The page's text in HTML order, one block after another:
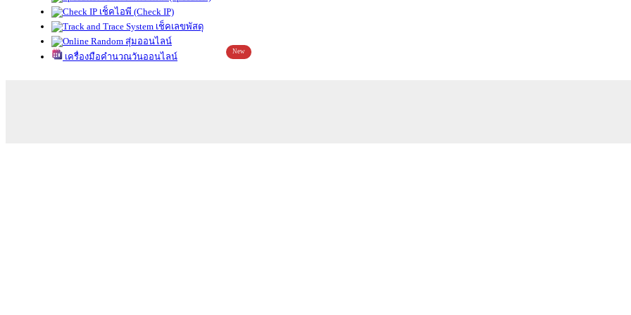
เช็คไอพี (Check IP)
เช็คเลขพัสดุ
สุ่มออนไลน์
เครื่องมือคำนวณวันออนไลน์
New